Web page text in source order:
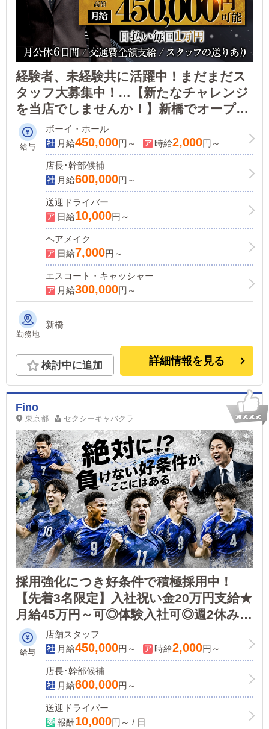
経験者、未経験共に活躍中！まだまだス
タッフ大募集中！…【新たなチャレンジ
を当店でしませんか！】新橋でオープン
以来圧倒的な人気を得て、店舗ハイスピ
ードで拡大！
給与
ボーイ・ホール
月給450,000円～ 時給2,000円～
店長･幹部候補
月給600,000円～
送迎ドライバー
日給10,000円～
ヘアメイク
日給7,000円～
エスコート・キャッシャー
月給300,000円～
勤務地
新橋
検討中に追加 詳細情報を見る
Fino
東京都 セクシーキャバクラ
採用強化につき好条件で積極採用中！
【先着3名限定】入社祝い金20万円支給★
月給45万円～可◎体験入社可◎週2休み
OK（2連休・3連休も可！）◎20代・30
代の未経験者活躍中★即日体験入社可
給与
店舗スタッフ
月給450,000円～ 時給2,000円～
店長･幹部候補
月給600,000円～
送迎ドライバー
報酬10,000円～ / 日